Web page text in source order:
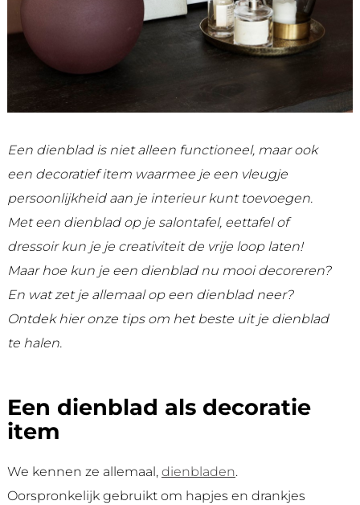
Een dienblad is niet alleen functioneel, maar ook
een decoratief item waarmee je een vleugje
persoonlijkheid aan je interieur kunt toevoegen.
Met een dienblad op je salontafel, eettafel of
dressoir kun je je creativiteit de vrije loop laten!
Maar hoe kun je een dienblad nu mooi decoreren?
En wat zet je allemaal op een dienblad neer?
Ontdek hier onze tips om het beste uit je dienblad
te halen.
Een dienblad als decoratie
item
We kennen ze allemaal, dienbladen.
Oorspronkelijk gebruikt om hapjes en drankjes